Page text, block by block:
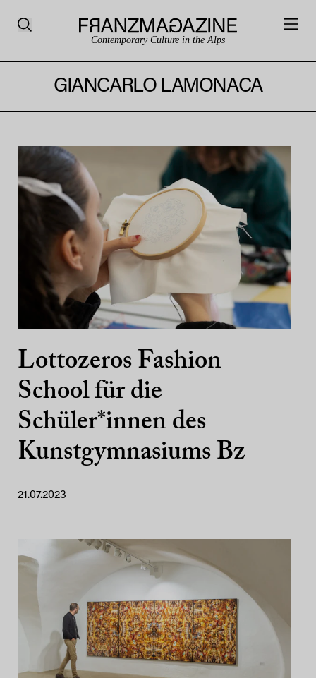
Contemporary Culture in the Alps
GIANCARLO LAMONACA
Lottozeros Fashion
School für die
Schüler*innen des
Kunstgymnasiums Bz
21.07.2023